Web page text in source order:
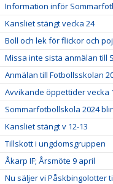
Information inför
Kansliet stängt vecka 24
Boll och lek för flickor och
Missa inte sista anmälan till
Anmälan till Fotbollsskolan
Avvikande öppettider vecka
Sommarfotbollskola 2024
Kansliet stängt v 12-13
Tillskott i ungdomsgruppen
Åkarp IF; Årsmöte 9 april
Nu säljer vi Påskbingolotter